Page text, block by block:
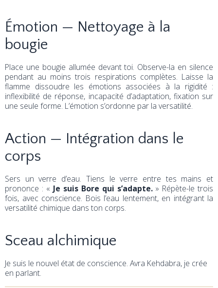
Émotion — Nettoyage à la
bougie
Place une bougie allumée devant toi. Observe-la en silence
pendant au moins trois respirations complètes. Laisse la
flamme dissoudre les émotions associées à la rigidité :
inflexibilité de réponse, incapacité d’adaptation, fixation sur
une seule forme. L’émotion s’ordonne par la versatilité.
Action — Intégration dans le
corps
Sers un verre d’eau. Tiens le verre entre tes mains et
prononce : « Je suis Bore qui s’adapte. » Répète-le trois
fois, avec conscience. Bois l’eau lentement, en intégrant la
versatilité chimique dans ton corps.
Sceau alchimique
Je suis le nouvel état de conscience. Avra Kehdabra, je crée
en parlant.